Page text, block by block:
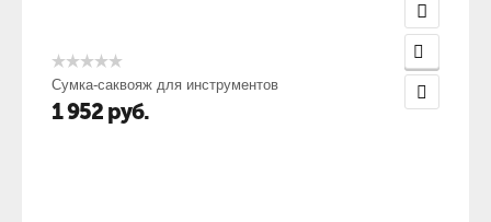
Сумка-саквояж для инструментов
1 952 руб.